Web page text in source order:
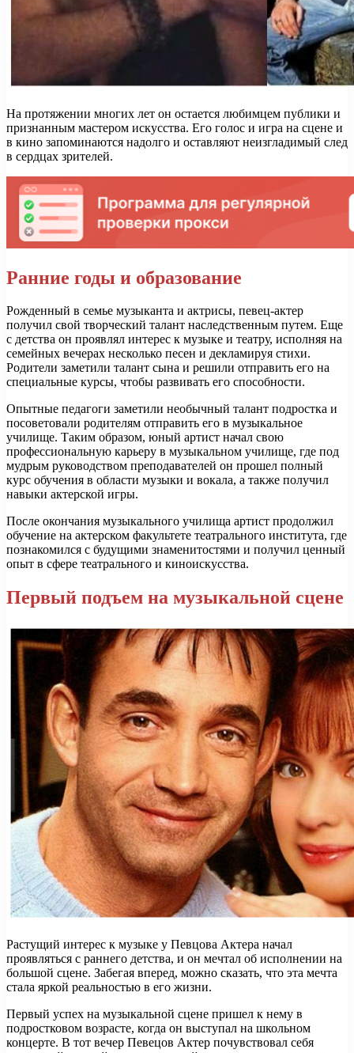
На протяжении многих лет он остается любимцем публики и
признанным мастером искусства. Его голос и игра на сцене и
в кино запоминаются надолго и оставляют неизгладимый след
в сердцах зрителей.
Ранние годы и образование
Рожденный в семье музыканта и актрисы, певец-актер
получил свой творческий талант наследственным путем. Еще
с детства он проявлял интерес к музыке и театру, исполняя на
семейных вечерах несколько песен и декламируя стихи.
Родители заметили талант сына и решили отправить его на
специальные курсы, чтобы развивать его способности.
Опытные педагоги заметили необычный талант подростка и
посоветовали родителям отправить его в музыкальное
училище. Таким образом, юный артист начал свою
профессиональную карьеру в музыкальном училище, где под
мудрым руководством преподавателей он прошел полный
курс обучения в области музыки и вокала, а также получил
навыки актерской игры.
После окончания музыкального училища артист продолжил
обучение на актерском факультете театрального института, где
познакомился с будущими знаменитостями и получил ценный
опыт в сфере театрального и киноискусства.
Первый подъем на музыкальной сцене
Растущий интерес к музыке у Певцова Актера начал
проявляться с раннего детства, и он мечтал об исполнении на
большой сцене. Забегая вперед, можно сказать, что эта мечта
стала яркой реальностью в его жизни.
Первый успех на музыкальной сцене пришел к нему в
подростковом возрасте, когда он выступал на школьном
концерте. В тот вечер Певецов Актер почувствовал себя